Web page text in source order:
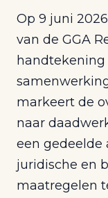
Op 9 juni
van de GGA
handtekening
markeert de
naar
een gedeelde
juridische en
maatregelen